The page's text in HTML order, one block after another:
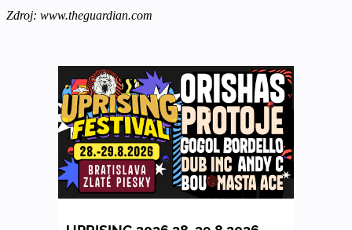
Zdroj: www.theguardian.com